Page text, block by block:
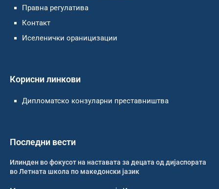
Правна регулатива
Контакт
Иселенички ораницизации
Корисни линкови
Дипломатско конзуларни преставништва
Последни вести
Илинден во фокусот на наставата за децата од дијаспората
во Летната школа по македонски јазик